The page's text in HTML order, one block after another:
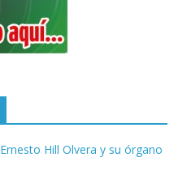
Ernesto Hill Olvera y su órgano